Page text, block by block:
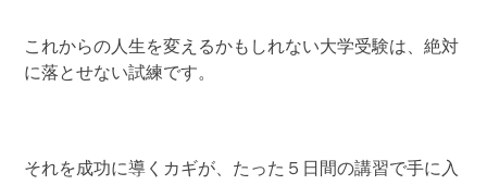
これからの人生を変えるかもしれない大学受験は、絶対
に落とせない試練です。
それを成功に導くカギが、たった５日間の講習で手に入